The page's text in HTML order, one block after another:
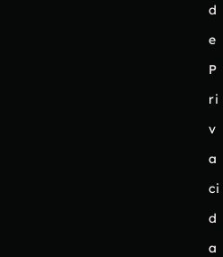
d
e
P
ri
v
a
ci
d
a